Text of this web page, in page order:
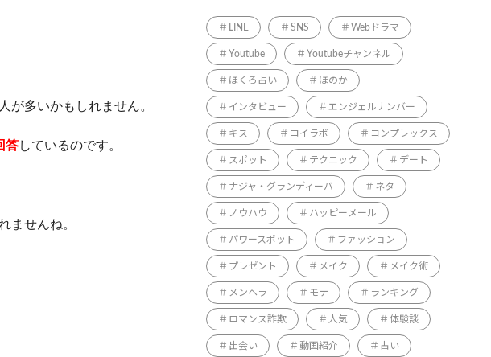
が多いかもしれません。
答しているのです。
ませんね。
LINE SNS Webドラマ
Youtube Youtubeチャンネル
ほくろ占い ほのか
インタビュー エンジェルナンバー
キス コイラボ コンプレックス
スポット テクニック デート
ナジャ・グランディーバ ネタ
ノウハウ ハッピーメール
パワースポット ファッション
プレゼント メイク メイク術
メンヘラ モテ ランキング
ロマンス詐欺 人気 体験談
出会い 動画紹介 占い